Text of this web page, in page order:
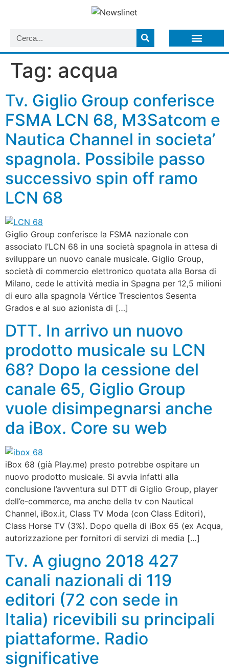
Tag: acqua
Tv. Giglio Group conferisce
FSMA LCN 68, M3Satcom e
Nautica Channel in societa’
spagnola. Possibile passo
successivo spin off ramo
LCN 68
Giglio Group conferisce la FSMA nazionale con
associato l’LCN 68 in una società spagnola in attesa di
sviluppare un nuovo canale musicale. Giglio Group,
società di commercio elettronico quotata alla Borsa di
Milano, cede le attività media in Spagna per 12,5 milioni
di euro alla spagnola Vértice Trescientos Sesenta
Grados e al suo azionista di […]
DTT. In arrivo un nuovo
prodotto musicale su LCN
68? Dopo la cessione del
canale 65, Giglio Group
vuole disimpegnarsi anche
da iBox. Core su web
iBox 68 (già Play.me) presto potrebbe ospitare un
nuovo prodotto musicale. Si avvia infatti alla
conclusione l’avventura sul DTT di Giglio Group, player
dell’e-commerce, ma anche della tv con Nautical
Channel, iBox.it, Class TV Moda (con Class Editori),
Class Horse TV (3%). Dopo quella di iBox 65 (ex Acqua,
autorizzazione per fornitori di servizi di media […]
Tv. A giugno 2018 427
canali nazionali di 119
editori (72 con sede in
Italia) ricevibili su principali
piattaforme. Radio
significative